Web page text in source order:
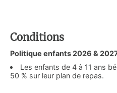
Conditions
Politique enfants 2026 &
Les enfants de 4 à 11 ans
50 % sur leur plan de repas.